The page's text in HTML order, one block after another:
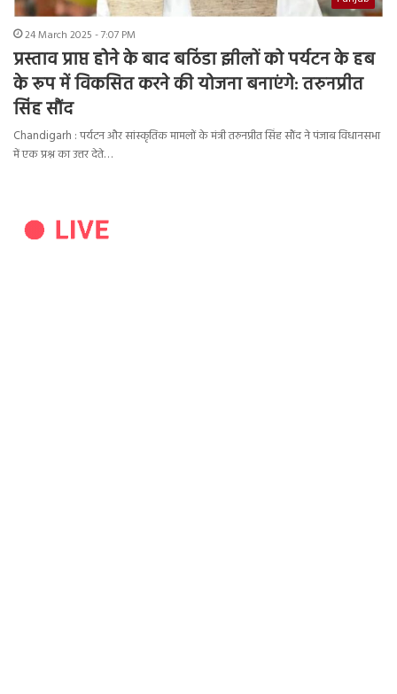
24 March 2025 - 7:07 PM
प्रस्ताव प्राप्त होने के बाद बठिंडा झीलों को पर्यटन के हब
के रूप में विकसित करने की योजना बनाएंगे: तरुनप्रीत
सिंह सौंद
Chandigarh : पर्यटन और सांस्कृतिक मामलों के मंत्री तरुनप्रीत सिंह सौंद ने पंजाब विधानसभा
में एक प्रश्न का उत्तर देते…